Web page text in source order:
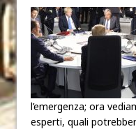
l’emergenza; ora
esperti, quali